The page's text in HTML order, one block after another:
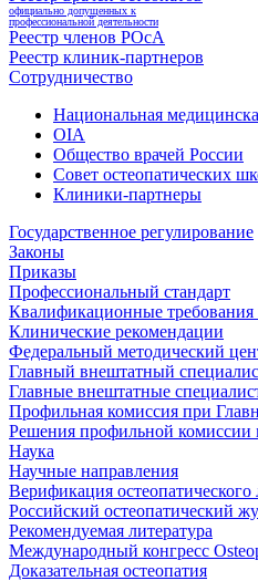
официально допущенных к
профессиональной деятельности
Реестр членов РОсА
Реестр клиник-партнеров
Сотрудничество
Национальная
OIA
Общество врачей России
Совет остеопатических
Клиники-партнеры
Государственное регулирование
Законы
Приказы
Профессиональный стандарт
Квалификационные требования
Клинические рекомендации
Федеральный методический
Главный внештатный
Главные внештатные
Профильная комиссия при
Решения профильной комиссии
Наука
Научные направления
Верификация остеопатического
Российский остеопатический
Рекомендуемая литература
Международный конгресс
Доказательная остеопатия